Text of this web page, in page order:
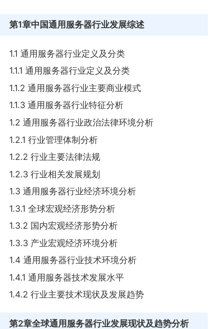
第1章中国通用服务器行业发展综述
1.1 通用服务器行业定义及分类
1.1.1 通用服务器行业定义及分类
1.1.2 通用服务器行业主要商业模式
1.1.3 通用服务器行业特征分析
1.2 通用服务器行业政治法律环境分析
1.2.1 行业管理体制分析
1.2.2 行业主要法律法规
1.2.3 行业相关发展规划
1.3 通用服务器行业经济环境分析
1.3.1 全球宏观经济形势分析
1.3.2 国内宏观经济形势分析
1.3.3 产业宏观经济环境分析
1.4 通用服务器行业技术环境分析
1.4.1 通用服务器技术发展水平
1.4.2 行业主要技术现状及发展趋势
第2章全球通用服务器行业发展现状及趋势分析